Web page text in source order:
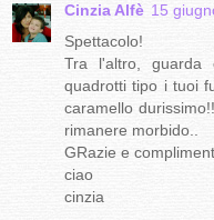
Cinzia Alfè 15
Spettacolo!
Tra l'altro, guarda
quadrotti tipo i tuoi
caramello
rimanere morbido..
GRazie e
ciao
cinzia